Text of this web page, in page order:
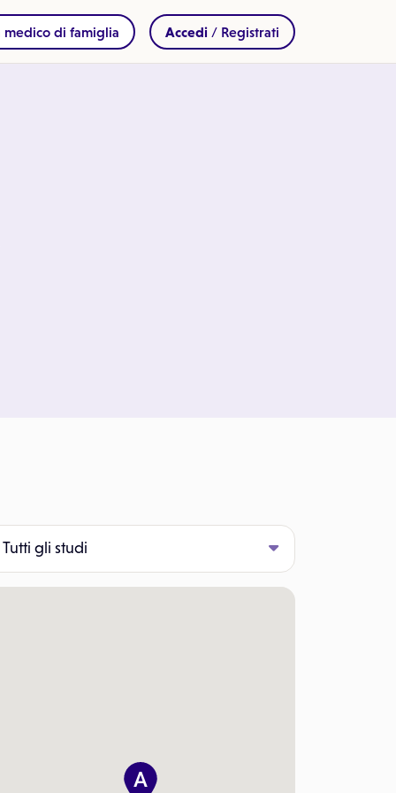
medico di famiglia Accedi / Registrati
Tutti gli studi
A